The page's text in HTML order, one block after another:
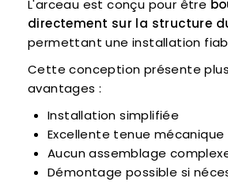
L'arceau est conçu pour être
directement sur la structure
permettant une installation
Cette conception présente
avantages :
Installation simplifiée
Excellente tenue mécanique
Aucun assemblage
Démontage possible si